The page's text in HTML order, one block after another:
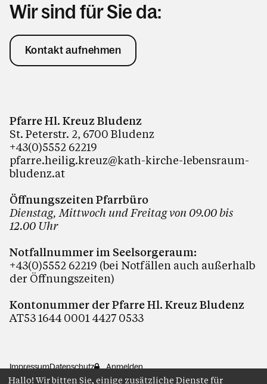
Wir sind für Sie da:
Kontakt aufnehmen
Pfarre Hl. Kreuz Bludenz
St. Peterstr. 2, 6700 Bludenz
+43(0)5552 62219
pfarre.heilig.kreuz@kath-kirche-lebensraum-
bludenz.at
Öffnungszeiten Pfarrbüro
Dienstag, Mittwoch und Freitag von 09.00 bis
12.00 Uhr
Notfallnummer im Seelsorgeraum:
+43(0)5552 62219 (bei Notfällen auch außerhalb
der Öffnungszeiten)
Kontonummer der Pfarre Hl. Kreuz Bludenz
AT53 1644 0001 4427 0533
ImpressumDatenschutz Anmelden
Hallo! Wir bitten Sie, einige zusätzliche Dienste für